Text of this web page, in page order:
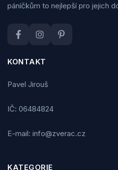
páníčkům to nejlepší pro jejich
KONTAKT
Pavel Jirouš
IČ: 06484824
E-mail: info@zverac.cz
KATEGORIE